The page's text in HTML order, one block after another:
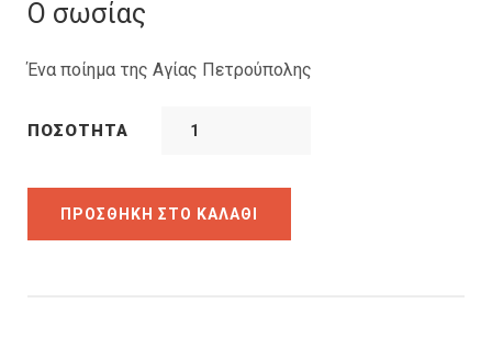
είναι:
5.94€.
Ο σωσίας
Ένα ποίημα της Αγίας Πετρούπολης
ΠΟΣΌΤΗΤΑ
ΠΡΟΣΘΉΚΗ ΣΤΟ ΚΑΛΆΘΙ